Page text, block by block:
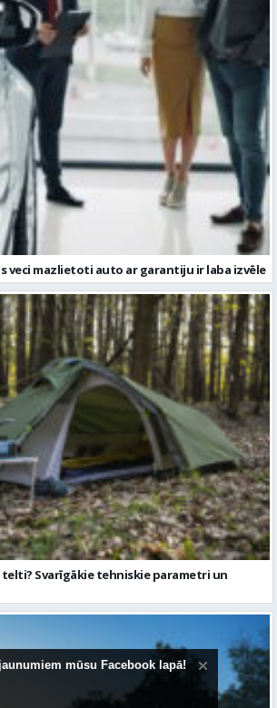
veci mazlietoti auto ar garantiju ir laba izvēle
Svarīgākie tehniskie parametri un
mūsu Facebook lapā!